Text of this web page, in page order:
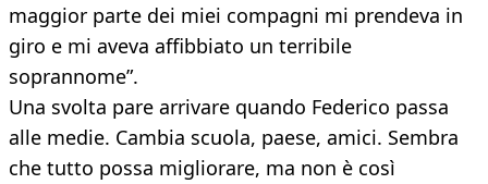
maggior parte dei miei compagni mi prendeva in
giro e mi aveva affibbiato un terribile
soprannome”.
Una svolta pare arrivare quando Federico passa
alle medie. Cambia scuola, paese, amici. Sembra
che tutto possa migliorare, ma non è così